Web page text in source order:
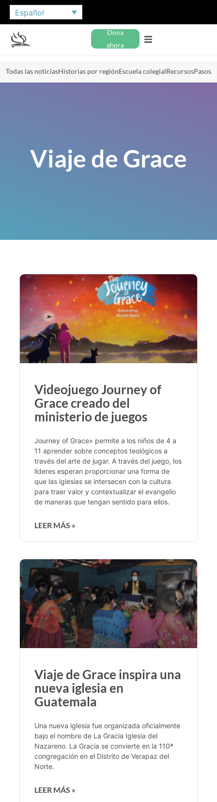
Español
Dona
ahora
Todas las noticiasHistorias por regiónEscuela colegialRecursosPasos
Viaje de Grace
Videojuego Journey of
Grace creado del
ministerio de juegos
Journey of Grace» permite a los niños de 4 a
11 aprender sobre conceptos teológicos a
través del arte de jugar. A través del juego, los
líderes esperan proporcionar una forma de
que las iglesias se intersecen con la cultura
para traer valor y contextualizar el evangelio
de maneras que tengan sentido para ellos.
LEER MÁS »
Viaje de Grace inspira una
nueva iglesia en
Guatemala
Una nueva iglesia fue organizada oficialmente
bajo el nombre de La Gracia Iglesia del
Nazareno. La Gracia se convierte en la 110ª
congregación en el Distrito de Verapaz del
Norte.
LEER MÁS »